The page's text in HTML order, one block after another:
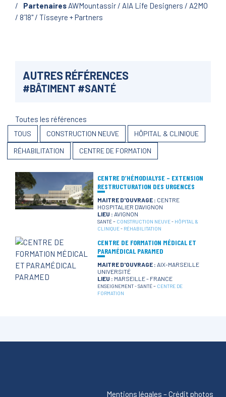
Partenaires AWMountassir / AIA Life Designers / A2MO
/ 8’18'' / Tisseyre + Partners
AUTRES RÉFÉRENCES
#BÂTIMENT #SANTÉ
Toutes les références
TOUS CONSTRUCTION NEUVE
HÔPITAL & CLINIQUE
RÉHABILITATION
CENTRE DE FORMATION
CENTRE D’HÉMODIALYSE – EXTENSION
RESTRUCTURATION DES URGENCES
MAITRE D'OUVRAGE : CENTRE
HOSPITALIER D'AVIGNON
LIEU : AVIGNON
SANTÉ- CONSTRUCTION NEUVE-HÔPITAL &
CLINIQUE-RÉHABILITATION
CENTRE DE FORMATION MÉDICAL ET
PARAMÉDICAL PARAMED
MAITRE D'OUVRAGE : AIX-MARSEILLE
UNIVERSITÉ
LIEU : MARSEILLE - FRANCE
ENSEIGNEMENT-SANTÉ- CENTRE DE
FORMATION
Mentions légales –Crédit photos